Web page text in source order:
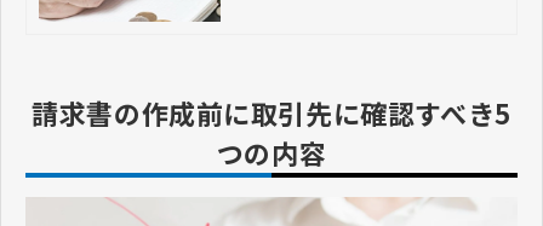
請求書の作成前に取引先に確認すべき5
つの内容